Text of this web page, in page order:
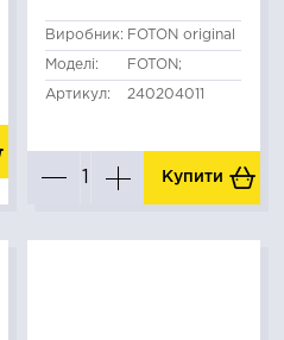
Виробник: FOTON original
Моделі: FOTON;
Артикул: 240204011
Купити